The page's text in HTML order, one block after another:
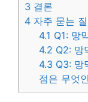
3 결론
4 자주 묻는
4.1 Q1: 망
4.2 Q2: 망
4.3 Q3: 망
점은 무엇